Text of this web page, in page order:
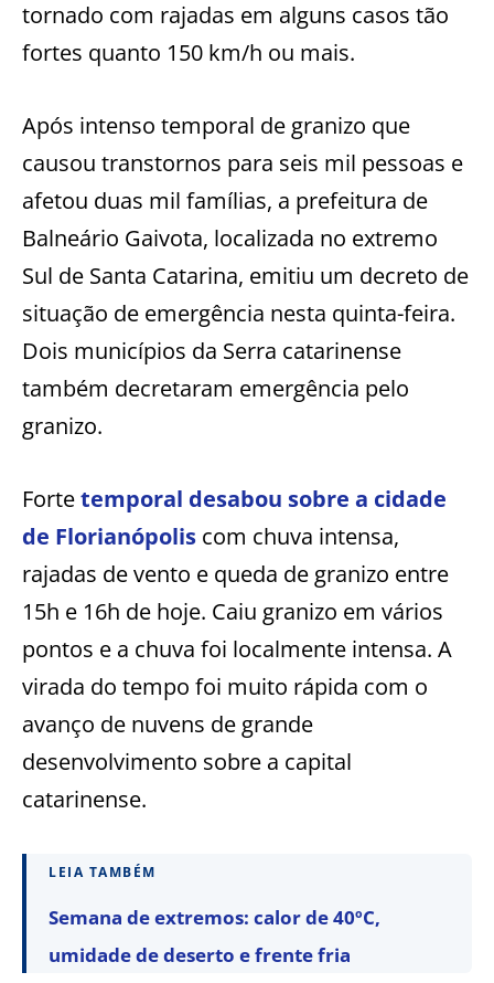
tornado com rajadas em alguns casos tão
fortes quanto 150 km/h ou mais.
Após intenso temporal de granizo que
causou transtornos para seis mil pessoas e
afetou duas mil famílias, a prefeitura de
Balneário Gaivota, localizada no extremo
Sul de Santa Catarina, emitiu um decreto de
situação de emergência nesta quinta-feira.
Dois municípios da Serra catarinense
também decretaram emergência pelo
granizo.
Fortetemporal desabou sobre a cidade
de Florianópolis com chuva intensa,
rajadas de vento e queda de granizo entre
15h e 16h de hoje. Caiu granizo em vários
pontos e a chuva foi localmente intensa. A
virada do tempo foi muito rápida com o
avanço de nuvens de grande
desenvolvimento sobre a capital
catarinense.
LEIA TAMBÉM
Semana de extremos: calor de 40ºC,
umidade de deserto e frente fria